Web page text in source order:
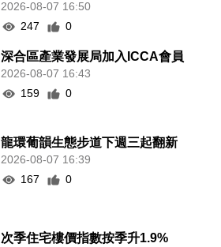
2026-08-07 16:50
247
0
深合區產業發展局加入ICCA會員
2026-08-07 16:43
159
0
龍環葡韻生態步道下週三起翻新
2026-08-07 16:39
167
0
次季住宅樓價指數按季升1.9%